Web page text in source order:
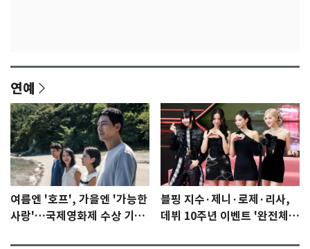
연예
여름엔 '호프', 가을엔 '가능한
사랑'…국제영화제 수상 기대
블핑 지수·제니·로제·리사,
데뷔 10주년 이벤트 '완전체'